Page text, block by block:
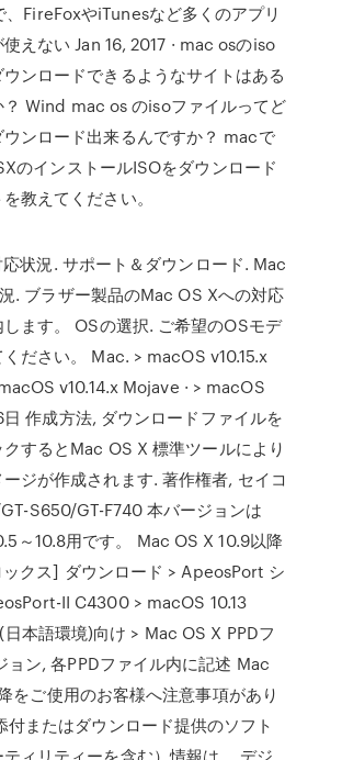
、FireFoxやiTunesなど多くのアプリ
えない Jan 16, 2017 · mac osのiso
ンロードできるようなサイトはある
？ Wind mac os のisoファイルってど
ウンロード出来るんですか？ macで
のインストールISOをダウンロード
教えてください。
状況. サポート＆ダウンロード. Mac
. ブラザー製品のMac OS Xへの対応
ます。 OSの選択. ご希望のOSモデ
ださい。 Mac. > macOS v10.15.x
v10.14.x Mojave · > macOS
作成方法, ダウンロードファイルを
するとMac OS X 標準ツールにより
ジが作成されます. 著作権者, セイコ
S650/GT-F740 本バージョンは
～10.8用です。 Mac OS X 10.9以降
クス] ダウンロード > ApeosPort シ
II C4300 > macOS 10.13
本語環境)向け > Mac OS X PPDフ
ョン, 各PPDファイル内に記述 Mac
をご使用のお客様へ注意事項があり
付またはダウンロード提供のソフト
ィリティーを含む）情報は、 デジ